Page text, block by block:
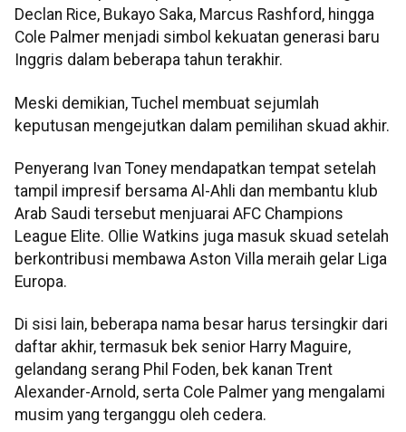
Declan Rice, Bukayo Saka, Marcus Rashford, hingga
Cole Palmer menjadi simbol kekuatan generasi baru
Inggris dalam beberapa tahun terakhir.
Meski demikian, Tuchel membuat sejumlah
keputusan mengejutkan dalam pemilihan skuad akhir.
Penyerang Ivan Toney mendapatkan tempat setelah
tampil impresif bersama Al-Ahli dan membantu klub
Arab Saudi tersebut menjuarai AFC Champions
League Elite. Ollie Watkins juga masuk skuad setelah
berkontribusi membawa Aston Villa meraih gelar Liga
Europa.
Di sisi lain, beberapa nama besar harus tersingkir dari
daftar akhir, termasuk bek senior Harry Maguire,
gelandang serang Phil Foden, bek kanan Trent
Alexander-Arnold, serta Cole Palmer yang mengalami
musim yang terganggu oleh cedera.